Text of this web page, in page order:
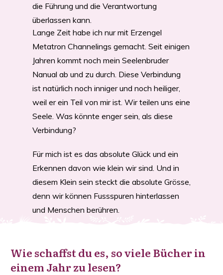
die Führung und die Verantwortung
überlassen kann.
Lange Zeit habe ich nur mit Erzengel
Metatron Channelings gemacht. Seit einigen
Jahren kommt noch mein Seelenbruder
Nanual ab und zu durch. Diese Verbindung
ist natürlich noch inniger und noch heiliger,
weil er ein Teil von mir ist. Wir teilen uns eine
Seele. Was könnte enger sein, als diese
Verbindung?
Für mich ist es das absolute Glück und ein
Erkennen davon wie klein wir sind. Und in
diesem Klein sein steckt die absolute Grösse,
denn wir können Fussspuren hinterlassen
und Menschen berühren.
Wie schaffst du es, so viele Bücher in
einem Jahr zu lesen?